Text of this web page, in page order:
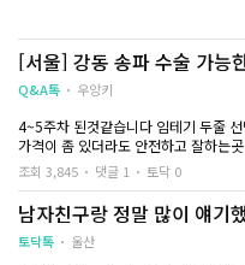
[서울] 강동 송파 수술 가능
Q&A톡 우앙키
4~5주차 된것같습니다 임테기 두줄
가격이 좀 있더라도 안전하고 잘하는
조회 3,845 댓글 1 토닥 0
남자친구랑 정말 많이 얘기
토닥톡 울산